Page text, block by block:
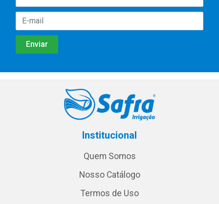
Institucional
Quem Somos
Nosso Catálogo
Termos de Uso